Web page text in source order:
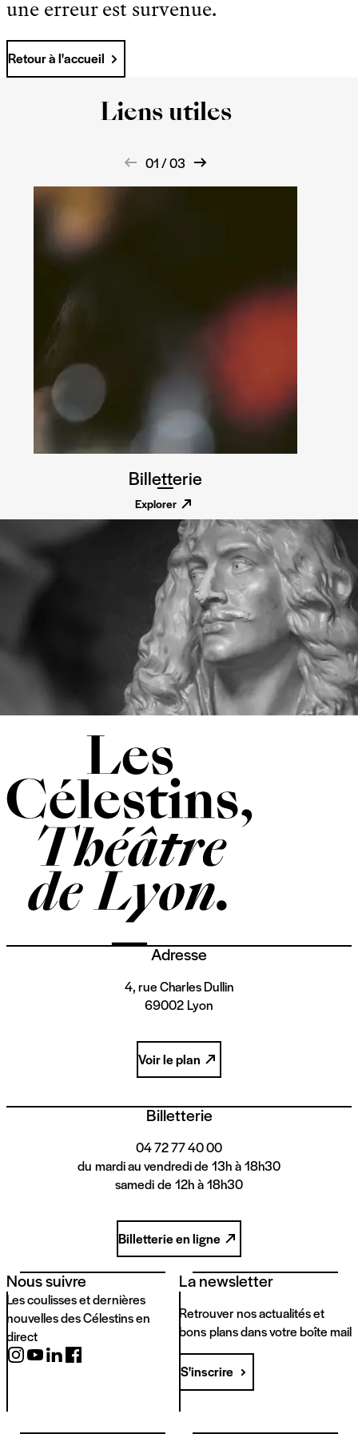
une erreur est survenue.
Retour à l'accueil
Liens utiles
01 / 03
Billetterie
Explorer
Adresse
4, rue Charles Dullin
69002 Lyon
Voir le plan
Billetterie
04 72 77 40 00
du mardi au vendredi de 13h à 18h30
samedi de 12h à 18h30
Billetterie en ligne
Nous suivre
Les coulisses et dernières
nouvelles des Célestins en
direct
La newsletter
Retrouver nos actualités et
bons plans dans votre boîte mail
S'inscrire